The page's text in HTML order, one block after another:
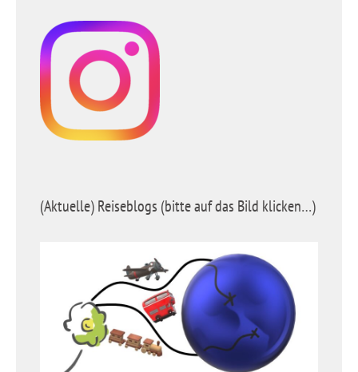
(Aktuelle) Reiseblogs (bitte auf das Bild klicken…)